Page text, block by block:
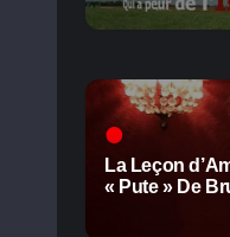
La Leçon
« Pute » De